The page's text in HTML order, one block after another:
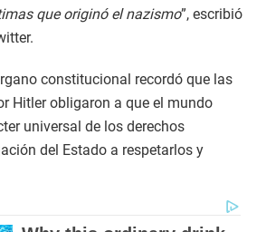
que originó el nazismo”, escribió
constitucional recordó que las
Hitler obligaron a que el mundo
universal de los derechos
del Estado a respetarlos y